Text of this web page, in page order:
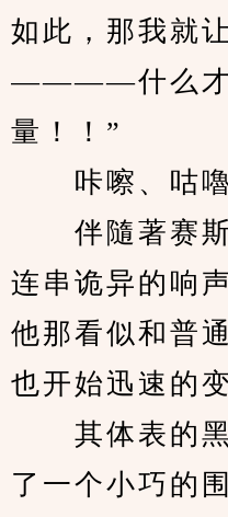
如此，那我就
————什么才
量！！”
咔嚓、咕嚕
伴隨著赛斯
连串诡异的响
他那看似和普
也开始迅速的
其体表的黑
了一个小巧的